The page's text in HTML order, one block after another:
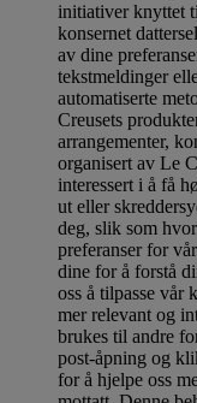
initiativer knyttet
konsernet
av dine
tekstmeldinger
automatiserte
Creusets
arrangementer,
organisert av Le
interessert i å få
ut eller
deg, slik som
preferanser for
dine for å forstå
oss å tilpasse vår
mer relevant og
brukes til andre
post-åpning og
for å hjelpe oss